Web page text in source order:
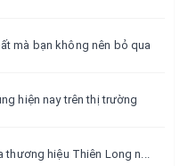
mà bạn không nên bỏ qua
hiện nay trên thị trường
hiệu Thiên Long n...